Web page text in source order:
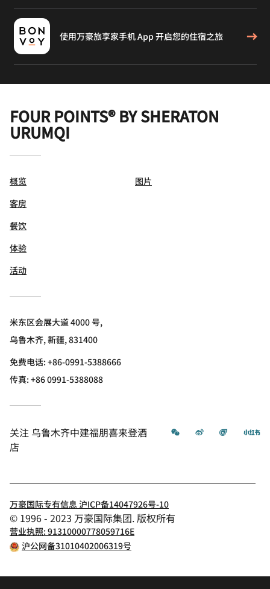
使用万豪旅享家手机 App 开启您的住宿之旅
FOUR POINTS® BY SHERATON
URUMQI
概览
客房
餐饮
体验
活动
图片
米东区会展大道 4000 号,
乌鲁木齐, 新疆, 831400
免费电话:+86-0991-5388666
传真:+86 0991-5388088
关注 乌鲁木齐中建福朋喜来登酒
店
微信 微博 飞猪
万豪国际专有信息 沪ICP备14047926号-10
© 1996 - 2023 万豪国际集团. 版权所有
营业执照: 91310000778059716E
沪公网备31010402006319号